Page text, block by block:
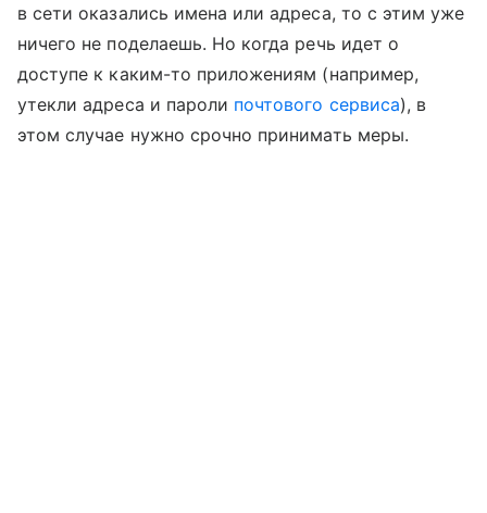
в сети оказались имена или адреса, то с этим уже
ничего не поделаешь. Но когда речь идет о
доступе к каким-то приложениям (например,
утекли адреса и пароли почтового сервиса), в
этом случае нужно срочно принимать меры.